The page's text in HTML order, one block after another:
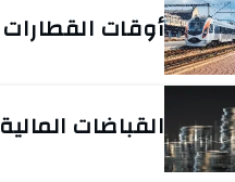
أوقات القطارات
القباضات المالية